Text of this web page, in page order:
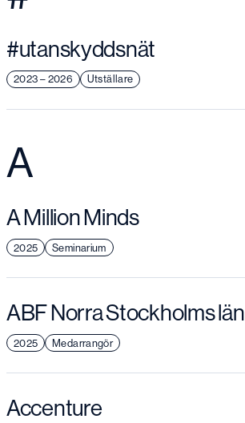
#utanskyddsnät
2023 – 2026 Utställare
A
A Million Minds
2025 Seminarium
ABF Norra Stockholms län
2025 Medarrangör
Accenture